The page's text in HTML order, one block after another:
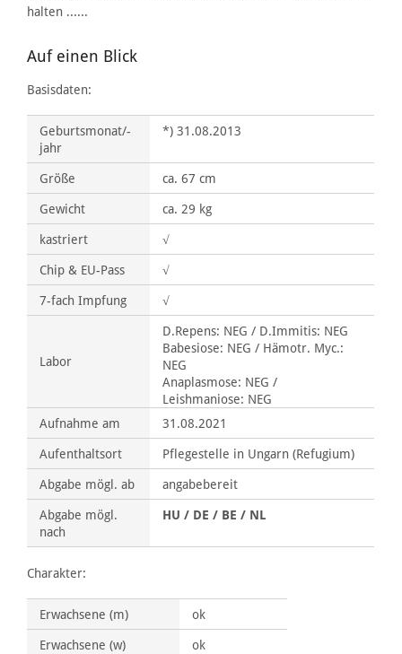
halten ......
Auf einen Blick
Basisdaten:
Geburtsmonat/-
jahr
*) 31.08.2013
Größe
ca. 67 cm
Gewicht
ca. 29 kg
kastriert
√
Chip & EU-Pass
√
7-fach Impfung
√
Labor
D.Repens: NEG / D.Immitis: NEG
Babesiose: NEG / Hämotr. Myc.:
NEG
Anaplasmose: NEG /
Leishmaniose: NEG
Aufnahme am
31.08.2021
Aufenthaltsort
Pflegestelle in Ungarn (Refugium)
Abgabe mögl. ab
angabebereit
Abgabe mögl.
nach
HU / DE / BE / NL
Charakter:
Erwachsene (m)
ok
Erwachsene (w)
ok